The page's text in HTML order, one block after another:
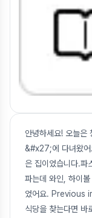
안녕하세요! 오늘
&#x27;에 다녀왔어
은 집이었습니다.파
파는데 와인, 하이
었어요. Previous
식당을 찾는다면 바